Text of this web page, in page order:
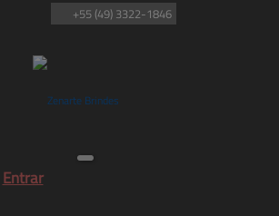
Entrar
+55 (49) 3322-1846